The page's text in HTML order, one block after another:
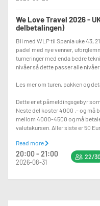
We Love Travel 2026 -
delbetalingen)
Bli med WLP til Spania uke 43,
padel med nye venner,
turneringer med enda bedre
nivåer så dette passer alle nivåer.
Les mer om turen, pakken og
Dette er et påmeldingsgebyr
Neste del koster 4000 ,- og må
mellom 4000-4500 og må
valutakursen. Aller siste er 50
Oppsummert om hva som er
- Tre kamper på kveldstid i form
Read more
20:00 - 21:00
2026-08-31
22/